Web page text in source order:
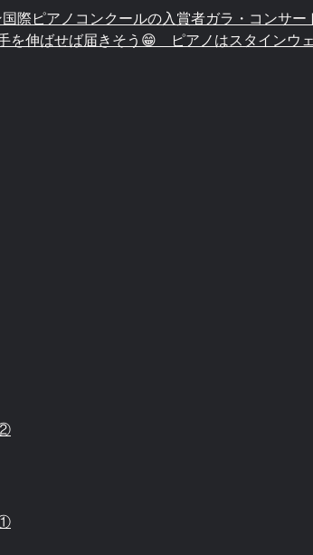
国際ピアノコンクールの入賞者ガラ・コン
を伸ばせば届きそう😁 ピアノはスタインウ